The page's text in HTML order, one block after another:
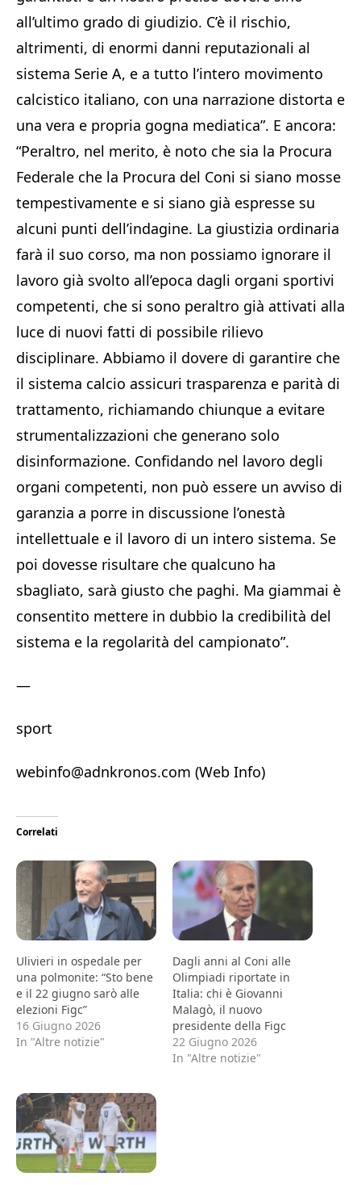
all’ultimo grado di giudizio. C’è il rischio,
altrimenti, di enormi danni reputazionali al
sistema Serie A, e a tutto l’intero movimento
calcistico italiano, con una narrazione distorta e
una vera e propria gogna mediatica”. E ancora:
“Peraltro, nel merito, è noto che sia la Procura
Federale che la Procura del Coni si siano mosse
tempestivamente e si siano già espresse su
alcuni punti dell’indagine. La giustizia ordinaria
farà il suo corso, ma non possiamo ignorare il
lavoro già svolto all’epoca dagli organi sportivi
competenti, che si sono peraltro già attivati alla
luce di nuovi fatti di possibile rilievo
disciplinare. Abbiamo il dovere di garantire che
il sistema calcio assicuri trasparenza e parità di
trattamento, richiamando chiunque a evitare
strumentalizzazioni che generano solo
disinformazione. Confidando nel lavoro degli
organi competenti, non può essere un avviso di
garanzia a porre in discussione l’onestà
intellettuale e il lavoro di un intero sistema. Se
poi dovesse risultare che qualcuno ha
sbagliato, sarà giusto che paghi. Ma giammai è
consentito mettere in dubbio la credibilità del
sistema e la regolarità del campionato”.
—
sport
webinfo@adnkronos.com (Web Info)
Correlati
Ulivieri in ospedale per
una polmonite: “Sto bene
e il 22 giugno sarò alle
elezioni Figc”
16 Giugno 2026
In "Altre notizie"
Dagli anni al Coni alle
Olimpiadi riportate in
Italia: chi è Giovanni
Malagò, il nuovo
presidente della Figc
22 Giugno 2026
In "Altre notizie"